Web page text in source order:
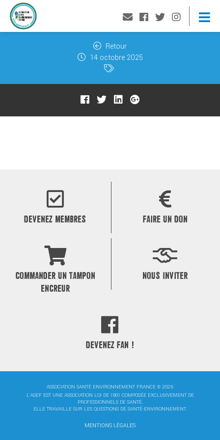
Retour
14 octobre 2025
DEVENEZ MEMBRES FAIRE UN DON
COMMANDER UN TAMPON
ENCREUR
NOUS INVITER
DEVENEZ FAN !
ASSOCIATION SANTÉ ENVIRONNEMENT FRANCE © 2026
L'ASEF EST UNE ASSOCIATION LOI DE 1901 COMPOSÉE EXCLUSIVEMENT DE
PROFESSIONNELS DE SANTÉ.
ELLE TRAVAILLE SUR LES QUESTIONS DE SANTÉ-ENVIRONNEMENT.
MENTIONS LÉGALES